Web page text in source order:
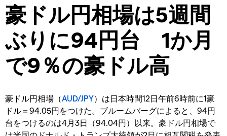
豪ドル円相場は5週間
ぶりに94円台 1か月
で9％の豪ドル高
豪ドル円相場（AUD/JPY）は日本時間12日午前6時前に1豪
ドル＝94.05円をつけた。ブルームバーグによると、94円
台をつけるのは4月3日（94.04円）以来。豪ドル円相場で